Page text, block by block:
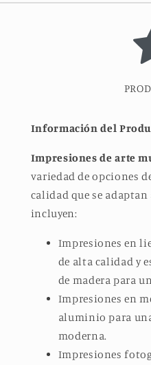
Información del
Impresiones de arte
variedad de opciones
calidad que se adaptan
incluyen:
Impresiones en
de alta calidad y
de madera para
Impresiones en
aluminio para
moderna.
Impresiones